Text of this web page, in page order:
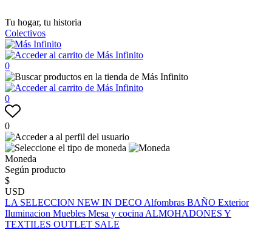
Tu hogar, tu historia
Colectivos
0
0
0
Moneda
Según producto
$
USD
LA SELECCION NEW IN DECO Alfombras BAÑO Exterior
Iluminacion Muebles Mesa y cocina ALMOHADONES Y
TEXTILES OUTLET SALE